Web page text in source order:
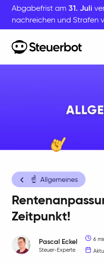
Abgabefrist am 31. Juli
nachreichen und Strafen
☝️ Allgemeines
Zeitpunkt!
Pascal Eckel
Steuer-Experte
6